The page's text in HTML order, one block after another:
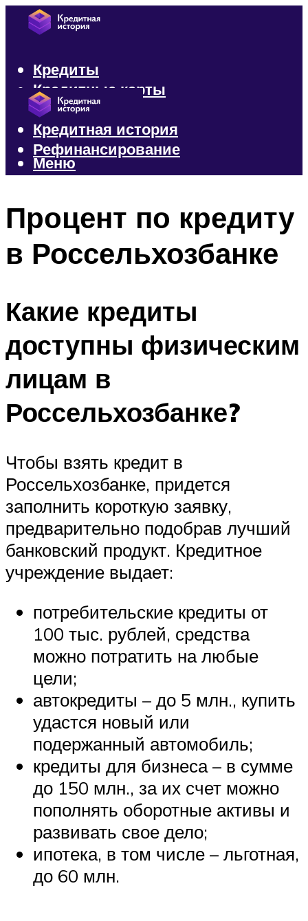
Кредиты
Кредитные карты
Микрозаймы
Кредитная история
Рефинансирование
Меню
Процент по кредиту
в Россельхозбанке
Какие кредиты
доступны физическим
лицам в
Россельхозбанке?
Чтобы взять кредит в
Россельхозбанке, придется
заполнить короткую заявку,
предварительно подобрав лучший
банковский продукт. Кредитное
учреждение выдает:
потребительские кредиты от
100 тыс. рублей, средства
можно потратить на любые
цели;
автокредиты – до 5 млн., купить
удастся новый или
подержанный автомобиль;
кредиты для бизнеса – в сумме
до 150 млн., за их счет можно
пополнять оборотные активы и
развивать свое дело;
ипотека, в том числе – льготная,
до 60 млн.